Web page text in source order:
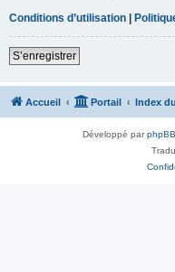
Conditions d’utilisation |
S’enregistrer
Accueil Portail Index
Développé parphpBB